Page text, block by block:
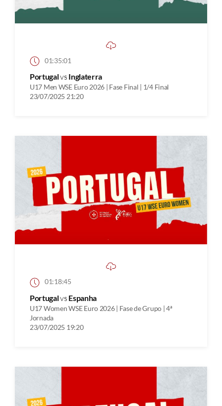
01:35:01
Portugalvs Inglaterra
U17 Men WSE Euro 2026 | Fase Final | 1/4 Final
23/07/2025 21:20
01:18:45
Portugalvs Espanha
U17 Women WSE Euro 2026 | Fase de Grupo | 4ª
Jornada
23/07/2025 19:20